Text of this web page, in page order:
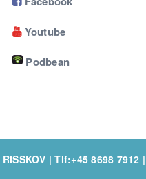
Youtube
Podbean
| Tlf:+45 8698 7912 |